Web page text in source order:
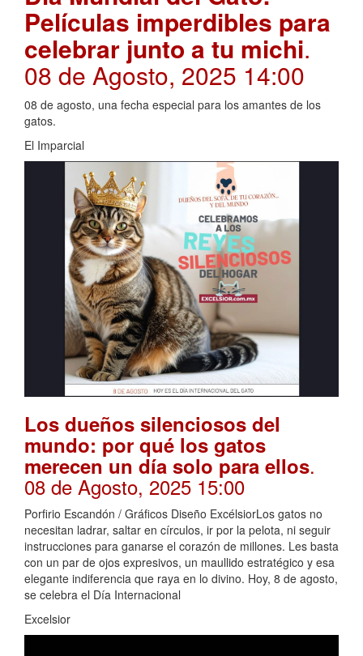
Películas imperdibles para
celebrar junto a tu michi.
08 de Agosto, 2025 14:00
08 de agosto, una fecha especial para los amantes de los
gatos.
El Imparcial
Los dueños silenciosos del
mundo: por qué los gatos
merecen un día solo para ellos.
08 de Agosto, 2025 15:00
Porfirio Escandón / Gráficos Diseño ExcélsiorLos gatos no
necesitan ladrar, saltar en círculos, ir por la pelota, ni seguir
instrucciones para ganarse el corazón de millones. Les basta
con un par de ojos expresivos, un maullido estratégico y esa
elegante indiferencia que raya en lo divino. Hoy, 8 de agosto,
se celebra el Día Internacional
Excelsior